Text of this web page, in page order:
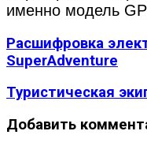
именно модель
Расшифровка
SuperAdventure
Туристическая
Добавить